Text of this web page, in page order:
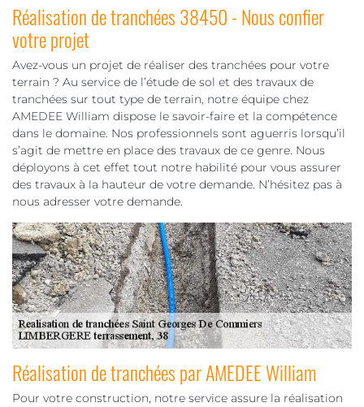
Réalisation de tranchées 38450 - Nous confier
votre projet
Avez-vous un projet de réaliser des tranchées pour votre
terrain ? Au service de l’étude de sol et des travaux de
tranchées sur tout type de terrain, notre équipe chez
AMEDEE William dispose le savoir-faire et la compétence
dans le domaine. Nos professionnels sont aguerris lorsqu’il
s’agit de mettre en place des travaux de ce genre. Nous
déployons à cet effet tout notre habilité pour vous assurer
des travaux à la hauteur de votre demande. N’hésitez pas à
nous adresser votre demande.
Réalisation de tranchées par AMEDEE William
Pour votre construction, notre service assure la réalisation